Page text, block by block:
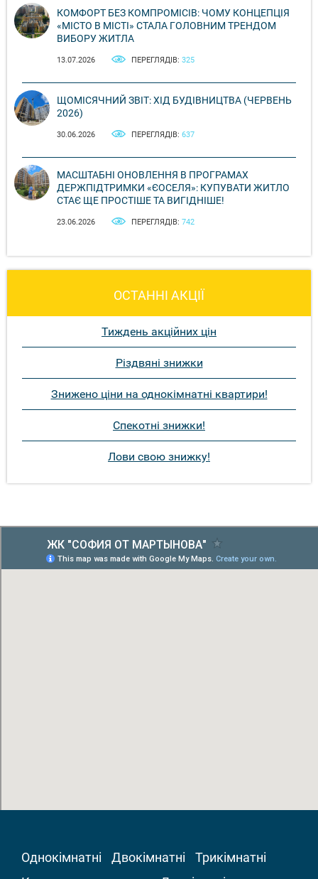
КОМФОРТ БЕЗ КОМПРОМІСІВ: ЧОМУ КОНЦЕПЦІЯ
«МІСТО В МІСТІ» СТАЛА ГОЛОВНИМ ТРЕНДОМ
ВИБОРУ ЖИТЛА
13.07.2026 ПЕРЕГЛЯДІВ: 325
ЩОМІСЯЧНИЙ ЗВІТ: ХІД БУДІВНИЦТВА (ЧЕРВЕНЬ
2026)
30.06.2026 ПЕРЕГЛЯДІВ: 637
МАСШТАБНІ ОНОВЛЕННЯ В ПРОГРАМАХ
ДЕРЖПІДТРИМКИ «ЄОСЕЛЯ»: КУПУВАТИ ЖИТЛО
СТАЄ ЩЕ ПРОСТІШЕ ТА ВИГІДНІШЕ!
23.06.2026 ПЕРЕГЛЯДІВ: 742
ОСТАННІ АКЦІЇ
Тиждень акційних цін
Різдвяні знижки
Знижено ціни на однокімнатні квартири!
Спекотні знижки!
Лови свою знижку!
Однокімнатні Двокімнатні
Трикімнатні